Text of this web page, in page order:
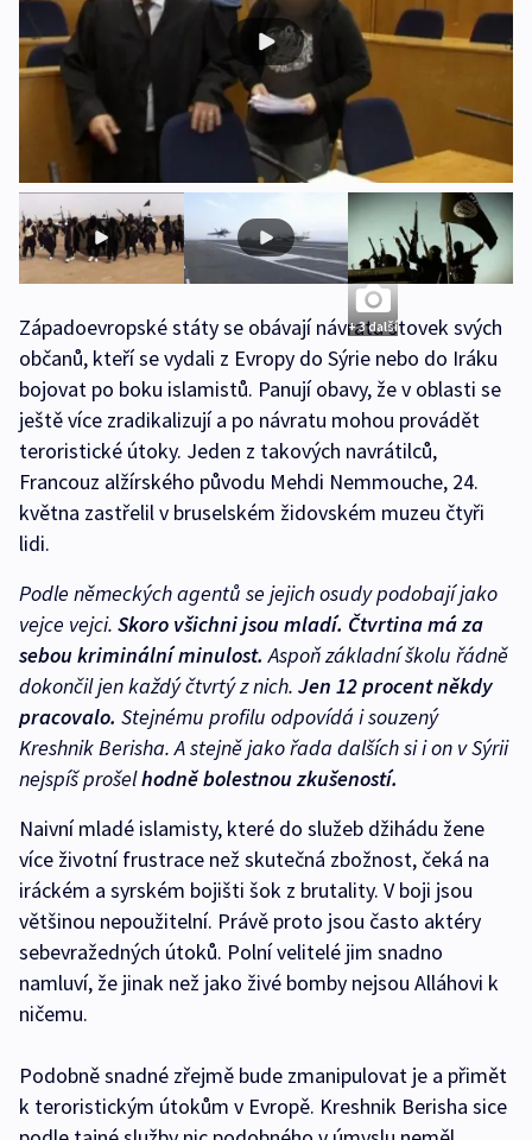
+ 3 další
Západoevropské státy se obávají návratu stovek svých
občanů, kteří se vydali z Evropy do Sýrie nebo do Iráku
bojovat po boku islamistů. Panují obavy, že v oblasti se
ještě více zradikalizují a po návratu mohou provádět
teroristické útoky. Jeden z takových navrátilců,
Francouz alžírského původu Mehdi Nemmouche, 24.
května zastřelil v bruselském židovském muzeu čtyři
lidi.
Podle německých agentů se jejich osudy podobají jako
vejce vejci. Skoro všichni jsou mladí. Čtvrtina má za
sebou kriminální minulost. Aspoň základní školu řádně
dokončil jen každý čtvrtý z nich. Jen 12 procent někdy
pracovalo. Stejnému profilu odpovídá i souzený
Kreshnik Berisha. A stejně jako řada dalších si i on v Sýrii
nejspíš prošelhodně bolestnou zkušeností.
Naivní mladé islamisty, které do služeb džihádu žene
více životní frustrace než skutečná zbožnost, čeká na
iráckém a syrském bojišti šok z brutality. V boji jsou
většinou nepoužitelní. Právě proto jsou často aktéry
sebevražedných útoků. Polní velitelé jim snadno
namluví, že jinak než jako živé bomby nejsou Alláhovi k
ničemu.
Podobně snadné zřejmě bude zmanipulovat je a přimět
k teroristickým útokům v Evropě. Kreshnik Berisha sice